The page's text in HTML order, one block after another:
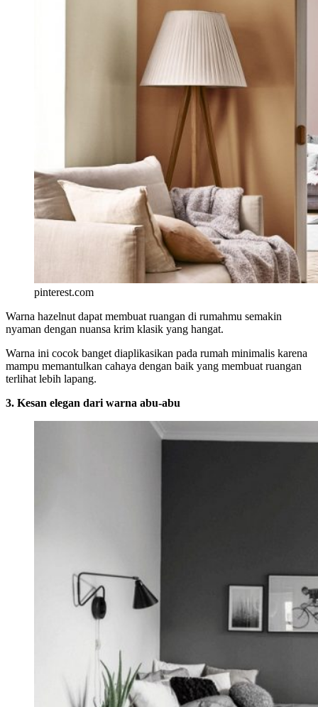
pinterest.com
Warna hazelnut dapat membuat ruangan di rumahmu semakin
nyaman dengan nuansa krim klasik yang hangat.
Warna ini cocok banget diaplikasikan pada rumah minimalis karena
mampu memantulkan cahaya dengan baik yang membuat ruangan
terlihat lebih lapang.
3. Kesan elegan dari warna abu-abu